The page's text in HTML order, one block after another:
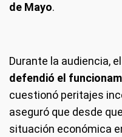
de Mayo.
Durante la audiencia,
defendió el
cuestionó peritajes
aseguró que desde
situación económica